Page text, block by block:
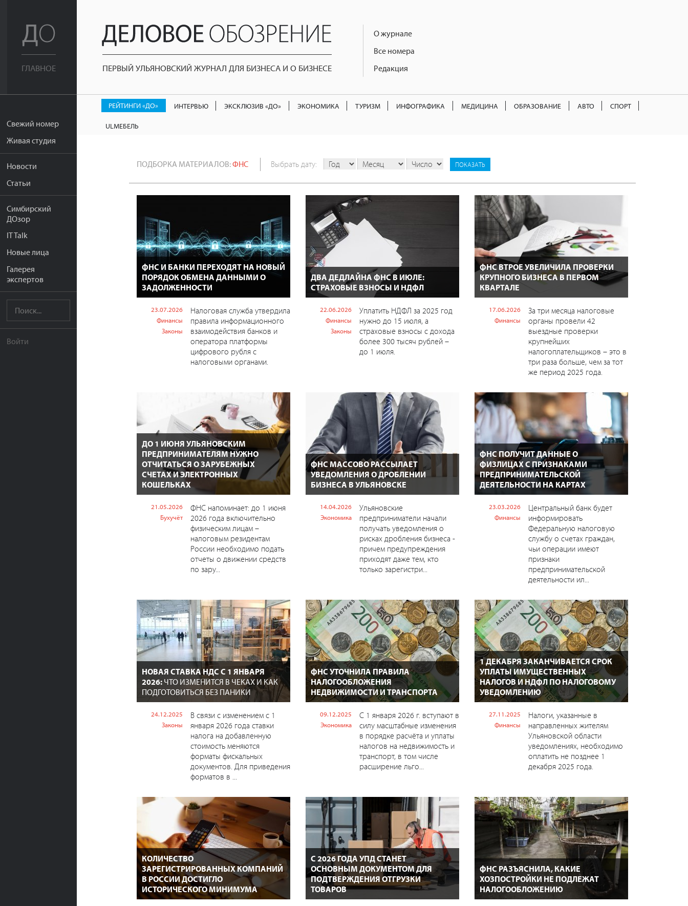
ГЛАВНОЕ
Свежий номер
Живая студия
Новости
Статьи
Симбирский
ДОзор
IT Talk
Новые лица
Галерея
экспертов
Войти
ПЕРВЫЙ УЛЬЯНОВСКИЙ ЖУРНАЛ ДЛЯ БИЗНЕСА И О БИЗНЕСЕ
О журнале
Все номера
Редакция
РЕЙТИНГИ «ДО» ИНТЕРВЬЮ ЭКСКЛЮЗИВ «ДО» ЭКОНОМИКА ТУРИЗМ ИНФОГРАФИКА МЕДИЦИНА ОБРАЗОВАНИЕ АВТО СПОРТ
ULМЕБЕЛЬ
ПОДБОРКА МАТЕРИАЛОВ:ФНС Выбрать дату:
ФНС И БАНКИ ПЕРЕХОДЯТ НА НОВЫЙ
ПОРЯДОК ОБМЕНА ДАННЫМИ О
ЗАДОЛЖЕННОСТИ
23.07.2026
Финансы
Законы
Налоговая служба утвердила
правила информационного
взаимодействия банков и
оператора платформы
цифрового рубля с
налоговыми органами.
ДВА ДЕДЛАЙНА ФНС В ИЮЛЕ:
СТРАХОВЫЕ ВЗНОСЫ И НДФЛ
22.06.2026
Финансы
Законы
Уплатить НДФЛ за 2025 год
нужно до 15 июля, а
страховые взносы с дохода
более 300 тысяч рублей –
до 1 июля.
ФНС ВТРОЕ УВЕЛИЧИЛА ПРОВЕРКИ
КРУПНОГО БИЗНЕСА В ПЕРВОМ
КВАРТАЛЕ
17.06.2026
Финансы
За три месяца налоговые
органы провели 42
выездные проверки
крупнейших
налогоплательщиков – это в
три раза больше, чем за тот
же период 2025 года.
ДО 1 ИЮНЯ УЛЬЯНОВСКИМ
ПРЕДПРИНИМАТЕЛЯМ НУЖНО
ОТЧИТАТЬСЯ О ЗАРУБЕЖНЫХ
СЧЕТАХ И ЭЛЕКТРОННЫХ
КОШЕЛЬКАХ
21.05.2026
Бухучёт
ФНС напоминает: до 1 июня
2026 года включительно
физическим лицам –
налоговым резидентам
России необходимо подать
отчеты о движении средств
по зару...
ФНС МАССОВО РАССЫЛАЕТ
УВЕДОМЛЕНИЯ О ДРОБЛЕНИИ
БИЗНЕСА В УЛЬЯНОВСКЕ
14.04.2026
Экономика
Ульяновские
предприниматели начали
получать уведомления о
рисках дробления бизнеса -
причем предупреждения
приходят даже тем, кто
только зарегистри...
ФНС ПОЛУЧИТ ДАННЫЕ О
ФИЗЛИЦАХ С ПРИЗНАКАМИ
ПРЕДПРИНИМАТЕЛЬСКОЙ
ДЕЯТЕЛЬНОСТИ НА КАРТАХ
23.03.2026
Финансы
Центральный банк будет
информировать
Федеральную налоговую
службу о счетах граждан,
чьи операции имеют
признаки
предпринимательской
деятельности ил...
НОВАЯ СТАВКА НДС С 1 ЯНВАРЯ
2026: ЧТО ИЗМЕНИТСЯ В ЧЕКАХ И КАК
ПОДГОТОВИТЬСЯ БЕЗ ПАНИКИ
24.12.2025
Законы
В связи с изменением с 1
января 2026 года ставки
налога на добавленную
стоимость меняются
форматы фискальных
документов. Для приведения
форматов в ...
ФНС УТОЧНИЛА ПРАВИЛА
НАЛОГООБЛОЖЕНИЯ
НЕДВИЖИМОСТИ И ТРАНСПОРТА
09.12.2025
Экономика
С 1 января 2026 г. вступают в
силу масштабные изменения
в порядке расчёта и уплаты
налогов на недвижимость и
транспорт, в том числе
расширение льго...
1 ДЕКАБРЯ ЗАКАНЧИВАЕТСЯ СРОК
УПЛАТЫ ИМУЩЕСТВЕННЫХ
НАЛОГОВ И НДФЛ ПО НАЛОГОВОМУ
УВЕДОМЛЕНИЮ
27.11.2025
Финансы
Налоги, указанные в
направленных жителям
Ульяновской области
уведомлениях, необходимо
оплатить не позднее 1
декабря 2025 года.
КОЛИЧЕСТВО
ЗАРЕГИСТРИРОВАННЫХ КОМПАНИЙ
В РОССИИ ДОСТИГЛО
ИСТОРИЧЕСКОГО МИНИМУМА
С 2026 ГОДА УПД СТАНЕТ
ОСНОВНЫМ ДОКУМЕНТОМ ДЛЯ
ПОДТВЕРЖДЕНИЯ ОТГРУЗКИ
ТОВАРОВ
ФНС РАЗЪЯСНИЛА, КАКИЕ
ХОЗПОСТРОЙКИ НЕ ПОДЛЕЖАТ
НАЛОГООБЛОЖЕНИЮ